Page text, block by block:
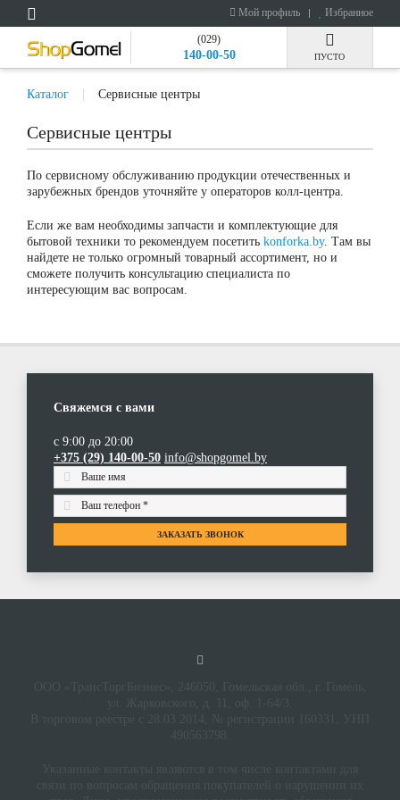
Мой профиль Избранное
(029)
140-00-50 ПУСТО
Каталог Сервисные центры
Сервисные центры
По сервисному обслуживанию продукции отечественных и
зарубежных брендов уточняйте у операторов колл-центра.
Если же вам необходимы запчасти и комплектующие для
бытовой техники то рекомендуем посетить konforka.by. Там вы
найдете не только огромный товарный ассортимент, но и
сможете получить консультацию специалиста по
интересующим вас вопросам.
Свяжемся с вами
с 9:00 до 20:00
+375 (29) 140-00-50 info@shopgomel.by
ЗАКАЗАТЬ ЗВОНОК